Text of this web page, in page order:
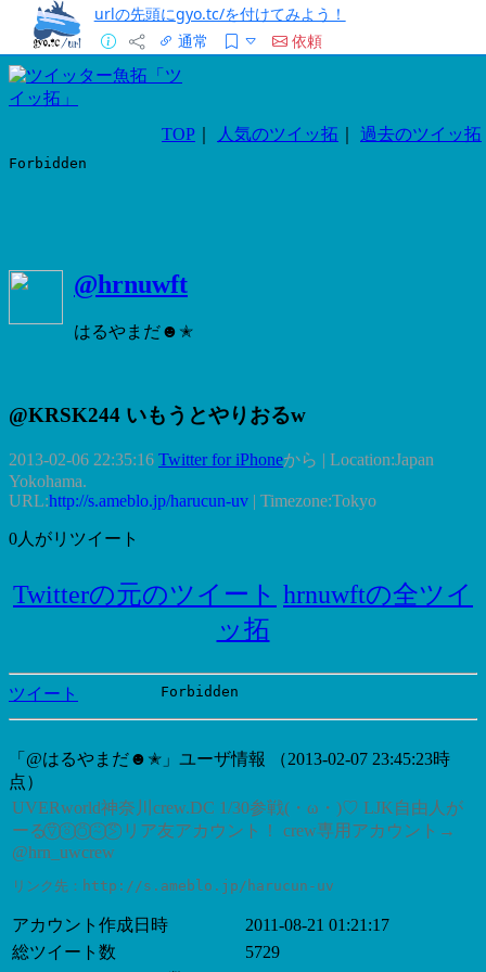
urlの先頭にgyo.tc/を付けてみよう！
通常
依頼